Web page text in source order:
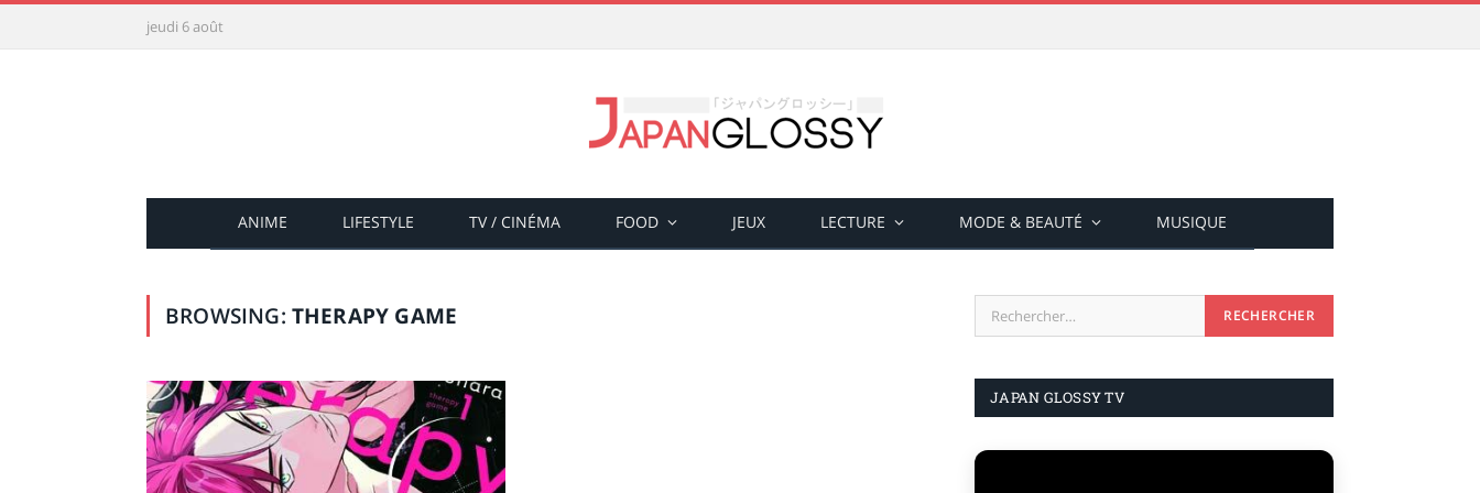
jeudi 6 août
ANIME LIFESTYLE TV / CINÉMA FOOD JEUX LECTURE MODE & BEAUTÉ MUSIQUE
BROWSING: THERAPY GAME
JAPAN GLOSSY TV